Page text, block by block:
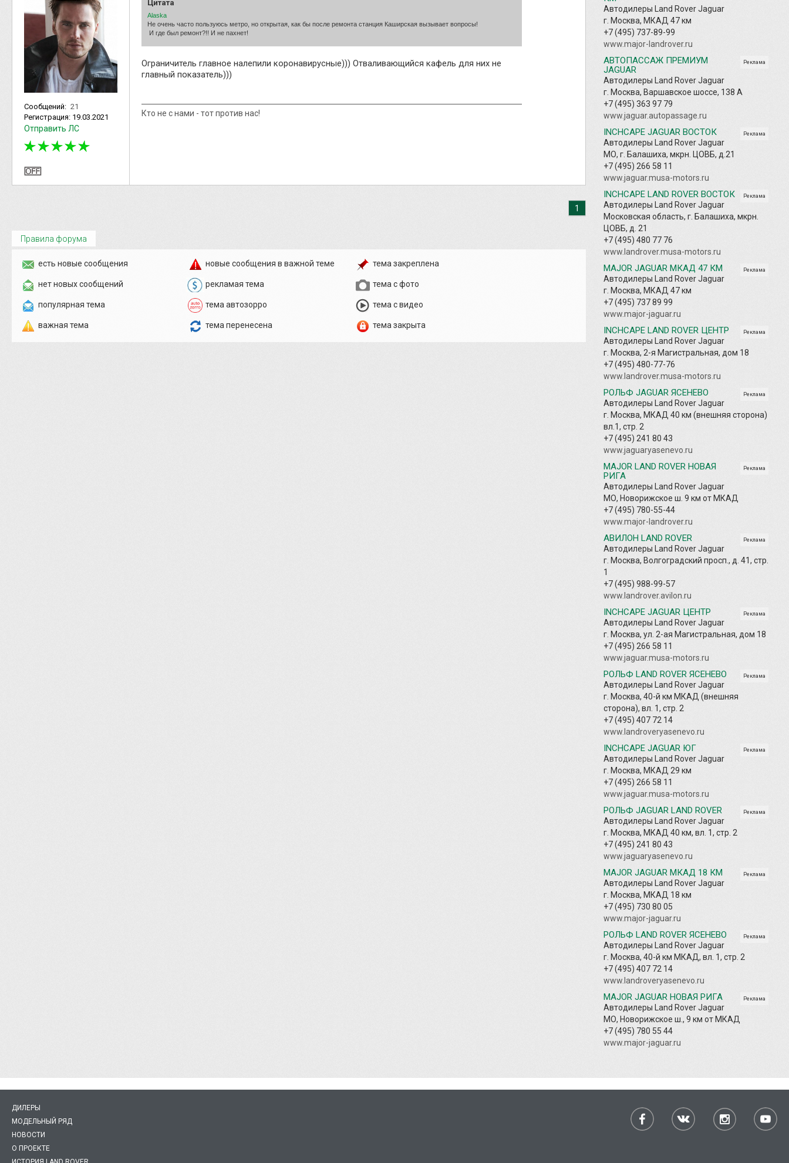
Сообщений: 21
Регистрация: 19.03.2021
Отправить ЛС
Цитата
Alaska
Не очень часто пользуюсь метро, но открытая, как бы после ремонта станция Каширская вызывает вопросы!
И где был ремонт?!! И не пахнет!
Ограничитель главное налепили коронавирусные))) Отваливающийся кафель для них не
главный показатель)))
Кто не с нами - тот против нас!
1
Правила форума
есть новые сообщения
нет новых сообщений
популярная тема
важная тема
новые сообщения в важной теме
рекламая тема
тема автозорро
тема перенесена
тема закреплена
тема с фото
тема с видео
тема закрыта
Автодилеры Land Rover Jaguar
г. Москва, МКАД 47 км
+7 (495) 737-89-99
www.major-landrover.ru
Реклама
АВТОПАССАЖ ПРЕМИУМ
JAGUAR
Автодилеры Land Rover Jaguar
г. Москва, Варшавское шоссе, 138 А
+7 (495) 363 97 79
www.jaguar.autopassage.ru
Реклама
INCHCAPE JAGUAR ВОСТОК
Автодилеры Land Rover Jaguar
МО, г. Балашиха, мкрн. ЦОВБ, д.21
+7 (495) 266 58 11
www.jaguar.musa-motors.ru
Реклама
INCHCAPE LAND ROVER ВОСТОК
Автодилеры Land Rover Jaguar
Московская область, г. Балашиха, мкрн.
ЦОВБ, д. 21
+7 (495) 480 77 76
www.landrover.musa-motors.ru
Реклама
MAJOR JAGUAR МКАД 47 КМ
Автодилеры Land Rover Jaguar
г. Москва, МКАД 47 км
+7 (495) 737 89 99
www.major-jaguar.ru
Реклама
INCHCAPE LAND ROVER ЦЕНТР
Автодилеры Land Rover Jaguar
г. Москва, 2-я Магистральная, дом 18
+7 (495) 480-77-76
www.landrover.musa-motors.ru
Реклама
РОЛЬФ JAGUAR ЯСЕНЕВО
Автодилеры Land Rover Jaguar
г. Москва, МКАД 40 км (внешняя сторона)
вл.1, стр. 2
+7 (495) 241 80 43
www.jaguaryasenevo.ru
Реклама
MAJOR LAND ROVER НОВАЯ
РИГА
Автодилеры Land Rover Jaguar
МО, Новорижское ш. 9 км от МКАД
+7 (495) 780-55-44
www.major-landrover.ru
Реклама
АВИЛОН LAND ROVER
Автодилеры Land Rover Jaguar
г. Москва, Волгоградский просп., д. 41, стр.
1
+7 (495) 988-99-57
www.landrover.avilon.ru
Реклама
INCHCAPE JAGUAR ЦЕНТР
Автодилеры Land Rover Jaguar
г. Москва, ул. 2-ая Магистральная, дом 18
+7 (495) 266 58 11
www.jaguar.musa-motors.ru
Реклама
РОЛЬФ LAND ROVER ЯСЕНЕВО
Автодилеры Land Rover Jaguar
г. Москва, 40-й км МКАД (внешняя
сторона), вл. 1, стр. 2
+7 (495) 407 72 14
www.landroveryasenevo.ru
Реклама
INCHCAPE JAGUAR ЮГ
Автодилеры Land Rover Jaguar
г. Москва, МКАД 29 км
+7 (495) 266 58 11
www.jaguar.musa-motors.ru
Реклама
РОЛЬФ JAGUAR LAND ROVER
Автодилеры Land Rover Jaguar
г. Москва, МКАД 40 км, вл. 1, стр. 2
+7 (495) 241 80 43
www.jaguaryasenevo.ru
Реклама
MAJOR JAGUAR МКАД 18 КМ
Автодилеры Land Rover Jaguar
г. Москва, МКАД 18 км
+7 (495) 730 80 05
www.major-jaguar.ru
Реклама
РОЛЬФ LAND ROVER ЯСЕНЕВО
Автодилеры Land Rover Jaguar
г. Москва, 40-й км МКАД, вл. 1, стр. 2
+7 (495) 407 72 14
www.landroveryasenevo.ru
Реклама
MAJOR JAGUAR НОВАЯ РИГА
Автодилеры Land Rover Jaguar
МО, Новорижское ш., 9 км от МКАД
+7 (495) 780 55 44
www.major-jaguar.ru
ДИЛЕРЫ
МОДЕЛЬНЫЙ РЯД
НОВОСТИ
О ПРОЕКТЕ